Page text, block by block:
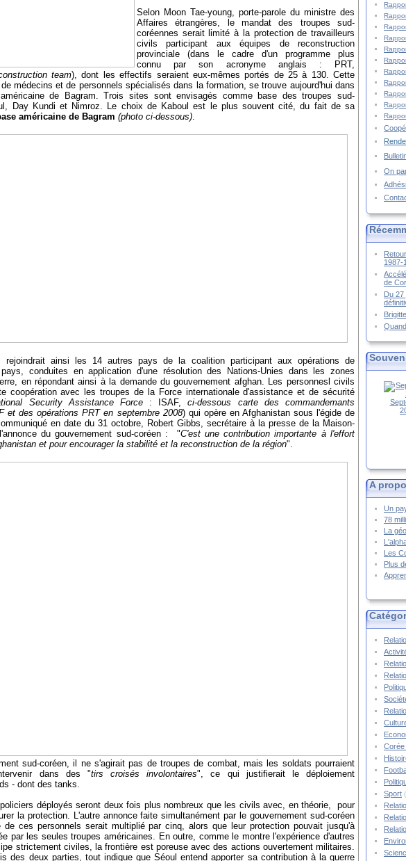
Selon Moon Tae-young, porte-parole du ministre des
Affaires étrangères, le mandat des troupes sud-
coréennes serait limité à la protection de travailleurs
civils participant aux équipes de reconstruction
provinciale (dans le cadre d'un programme plus
connu par son acronyme anglais : PRT,
team), dont les effectifs seraient eux-mêmes portés de 25 à 130. Cette
médecins et de personnels spécialisés dans la formation, se trouve aujourd'hui dans
de Bagram. Trois sites sont envisagés comme base des troupes sud-
Day Kundi et Nimroz. Le choix de Kaboul est le plus souvent cité, du fait de sa
américaine de Bagram (photo ci-dessous).
rejoindrait ainsi les 14 autres pays de la coalition participant aux opérations de
conduites en application d'une résolution des Nations-Unies dans les zones
en répondant ainsi à la demande du gouvernement afghan. Les personnesl civils
coopération avec les troupes de la Force internationale d'assistance et de sécurité
Security Assistance Force: ISAF,ci-dessous carte des commandemants
et des opérations PRT en septembre 2008) qui opère en Afghanistan sous l'égide de
en date du 31 octobre, Robert Gibbs, secrétaire à la presse de la Maison-
du gouvernement sud-coréen : "C'est une contribution importante à l'effort
et pour encourager la stabilité et la reconstruction de la région".
sud-coréen, il ne s'agirait pas de troupes de combat, mais les soldats pourraient
dans des "tirs croisés involontaires", ce qui justifierait le déploiement
- dont des tanks.
déployés seront deux fois plus nombreux que les civils avec, en théorie, pour
la protection. L'autre annonce faite simultanément par le gouvernement sud-coréen
de ces personnels serait multiplié par cinq, alors que leur protection pouvait jusqu'à
par les seules troupes américaines. En outre, comme le montre l'expérience d'autres
strictement civiles, la frontière est poreuse avec des actions ouvertement militaires.
des deux parties, tout indique que Séoul entend apporter sa contribution à la guerre
On
1987-
de
Du 27
A
Un
78
La
Les
Plus
Corée
Sport